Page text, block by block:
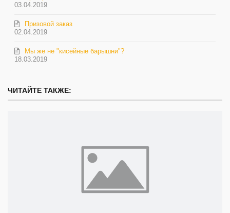
03.04.2019
02.04.2019
Призовой заказ
18.03.2019
Мы же не "кисейные барышни"?
ЧИТАЙТЕ ТАКЖЕ: